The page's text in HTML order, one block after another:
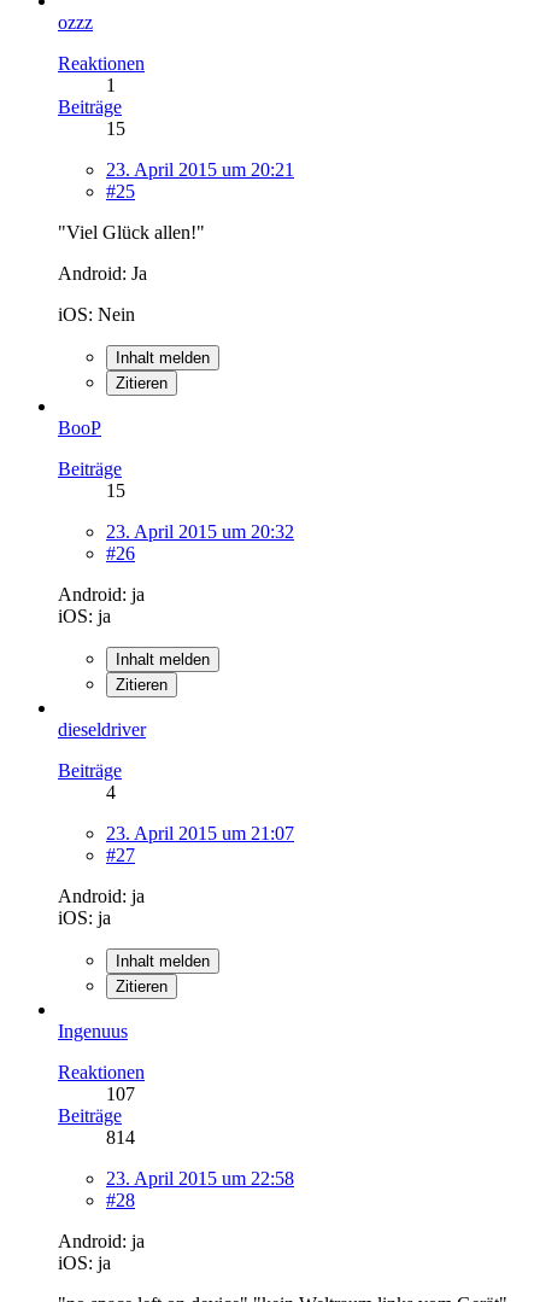
ozzz
Reaktionen
1
Beiträge
15
23. April 2015 um 20:21
#25
"Viel Glück allen!"
Android: Ja
iOS: Nein
Inhalt melden
Zitieren
BooP
Beiträge
15
23. April 2015 um 20:32
#26
Android: ja
iOS: ja
Inhalt melden
Zitieren
dieseldriver
Beiträge
4
23. April 2015 um 21:07
#27
Android: ja
iOS: ja
Inhalt melden
Zitieren
Ingenuus
Reaktionen
107
Beiträge
814
23. April 2015 um 22:58
#28
Android: ja
iOS: ja